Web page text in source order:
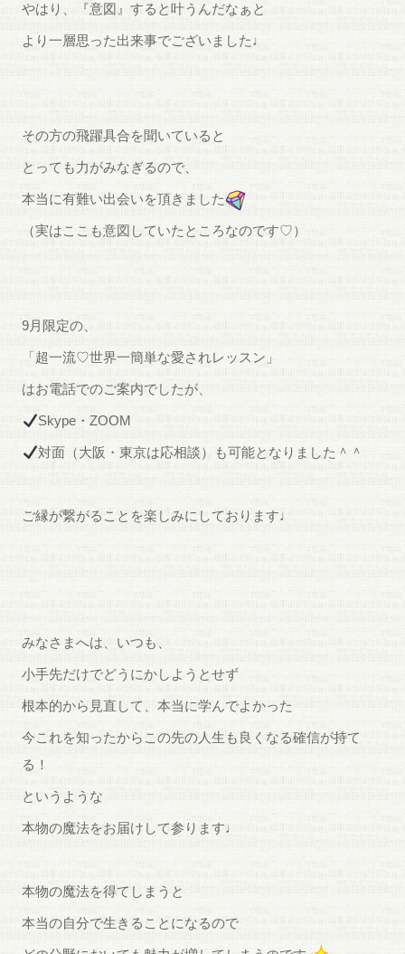
やはり、『意図』すると叶うんだなぁと
より一層思った出来事でございました♩
その方の飛躍具合を聞いていると
とっても力がみなぎるので、
本当に有難い出会いを頂きました
（実はここも意図していたところなのです♡）
9月限定の、
「超一流♡世界一簡単な愛されレッスン」
はお電話でのご案内でしたが、
Skype・ZOOM
対面（大阪・東京は応相談）も可能となりました＾＾
ご縁が繋がることを楽しみにしております♩
みなさまへは、いつも、
小手先だけでどうにかしようとせず
根本的から見直して、本当に学んでよかった
今これを知ったからこの先の人生も良くなる確信が持て
る！
というような
本物の魔法をお届けして参ります♩
本物の魔法を得てしまうと
本当の自分で生きることになるので